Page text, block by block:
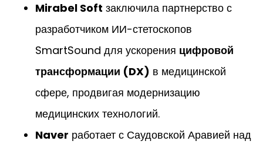
Mirabel Soft заключила партнерство с
разработчиком ИИ-стетоскопов
SmartSound для ускорения цифровой
трансформации (DX) в медицинской
сфере, продвигая модернизацию
медицинских технологий.
Naver работает с Саудовской Аравией над